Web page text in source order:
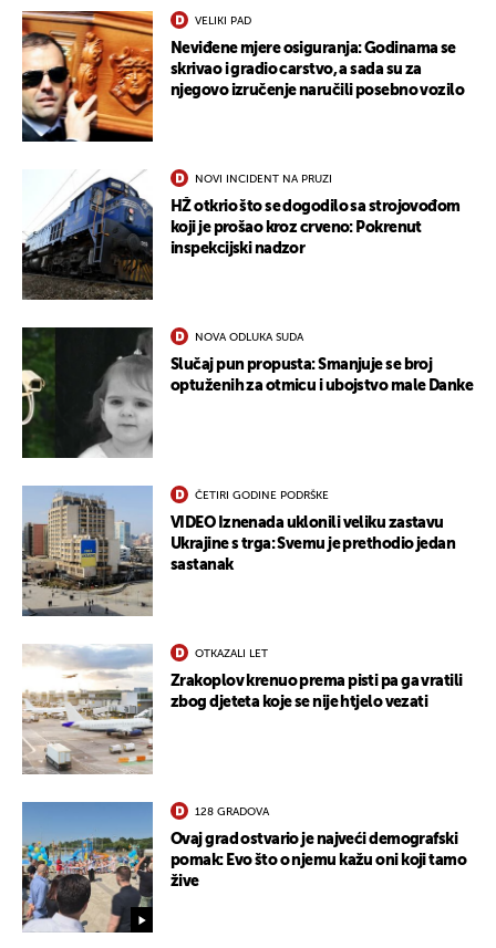
VELIKI PAD
Neviđene mjere osiguranja: Godinama se
skrivao i gradio carstvo, a sada su za
njegovo izručenje naručili posebno vozilo
NOVI INCIDENT NA PRUZI
HŽ otkrio što se dogodilo sa strojovođom
koji je prošao kroz crveno: Pokrenut
inspekcijski nadzor
NOVA ODLUKA SUDA
Slučaj pun propusta: Smanjuje se broj
optuženih za otmicu i ubojstvo male Danke
ČETIRI GODINE PODRŠKE
VIDEO Iznenada uklonili veliku zastavu
Ukrajine s trga: Svemu je prethodio jedan
sastanak
OTKAZALI LET
Zrakoplov krenuo prema pisti pa ga vratili
zbog djeteta koje se nije htjelo vezati
128 GRADOVA
Ovaj grad ostvario je najveći demografski
pomak: Evo što o njemu kažu oni koji tamo
žive
UKLJUČITE NOTIFIKACIJE